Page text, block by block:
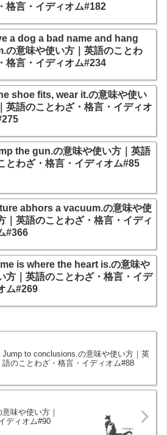
格言・イディオム#182
a dog a bad name and hang
の意味や使い方｜英語のことわ
格言・イディオム#234
shoe fits, wear it.の意味や使い
英語のことわざ・格言・イディオ
the gun.の意味や使い方｜英語
とわざ・格言・イディオム#85
abhors a vacuum.の意味や使
｜英語のことわざ・格言・イディ
#366
is where the heart is.の意味や
方｜英語のことわざ・格言・イデ
ム#269
Jump to conclusions.の意味や使い方｜英
語のことわざ・格言・イディオム#88
味や使い方｜
ディオム#90